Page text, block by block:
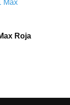
Roja